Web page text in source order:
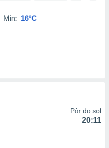
Min: 16°C
Pôr do sol
20:11